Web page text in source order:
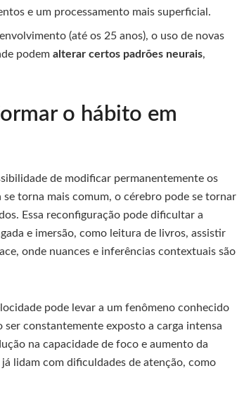
e um processamento mais superficial.
(até os 25 anos), o uso de novas
podemalterar certos padrões neurais,
o hábito em
de modificar permanentemente os
torna mais comum, o cérebro pode se tornar
Essa reconfiguração pode dificultar a
e imersão, como leitura de livros, assistir
onde nuances e inferências contextuais são
pode levar a um fenômeno conhecido
constantemente exposto a carga intensa
na capacidade de foco e aumento da
lidam com dificuldades de atenção, como